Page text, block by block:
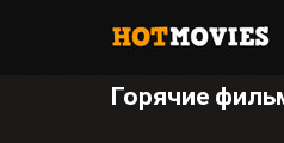
Горячие